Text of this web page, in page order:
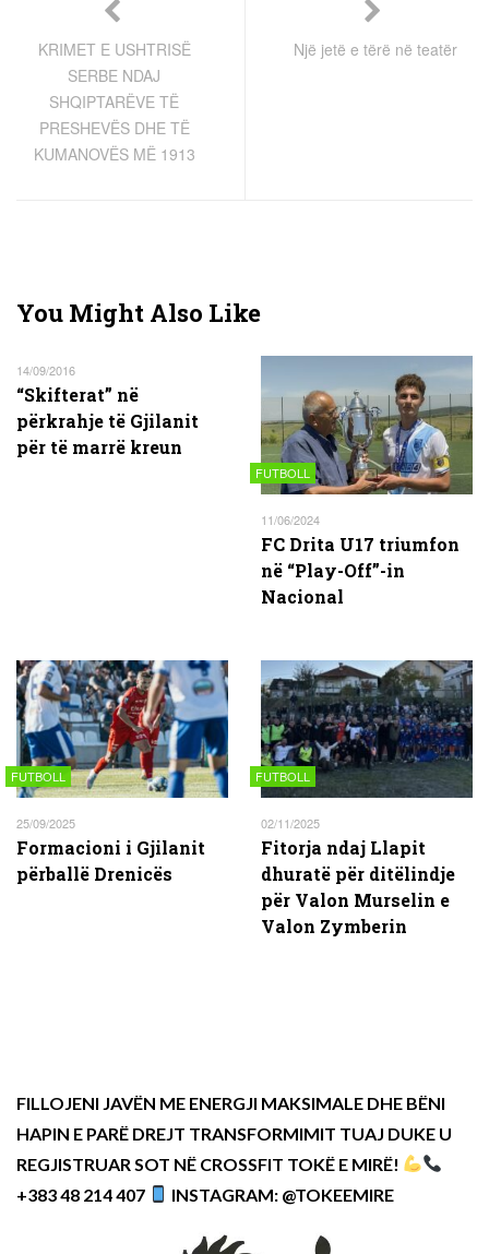
KRIMET E USHTRISË
SERBE NDAJ
SHQIPTARËVE TË
PRESHEVËS DHE TË
KUMANOVËS MË 1913
Një jetë e tërë në teatër
You Might Also Like
14/09/2016
“Skifterat” në
përkrahje të Gjilanit
për të marrë kreun
FUTBOLL
11/06/2024
FC Drita U17 triumfon
në “Play-Off”-in
Nacional
FUTBOLL
25/09/2025
Formacioni i Gjilanit
përballë Drenicës
FUTBOLL
02/11/2025
Fitorja ndaj Llapit
dhuratë për ditëlindje
për Valon Murselin e
Valon Zymberin
FILLOJENI JAVËN ME ENERGJI MAKSIMALE DHE BËNI
HAPIN E PARË DREJT TRANSFORMIMIT TUAJ DUKE U
REGJISTRUAR SOT NË CROSSFIT TOKË E MIRË!
+383 48 214 407
INSTAGRAM: @TOKEEMIRE